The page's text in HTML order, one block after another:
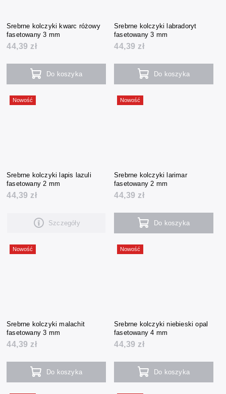
Srebrne kolczyki kwarc różowy
fasetowany 3 mm
44,39 zł
Do koszyka
Srebrne kolczyki labradoryt
fasetowany 3 mm
44,39 zł
Do koszyka
Nowość
Srebrne kolczyki lapis lazuli
fasetowany 2 mm
44,39 zł
Szczegóły
Nowość
Srebrne kolczyki larimar
fasetowany 2 mm
44,39 zł
Do koszyka
Nowość
Srebrne kolczyki malachit
fasetowany 3 mm
44,39 zł
Do koszyka
Nowość
Srebrne kolczyki niebieski opal
fasetowany 4 mm
44,39 zł
Do koszyka